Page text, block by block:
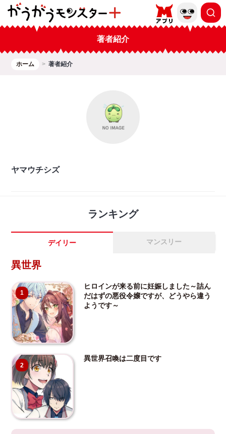
著者紹介
ホーム 著者紹介
ヤマウチシズ
ランキング
デイリー マンスリー
異世界
1
ヒロインが来る前に妊娠しました～詰ん
だはずの悪役令嬢ですが、どうやら違う
ようです～
2
異世界召喚は二度目です